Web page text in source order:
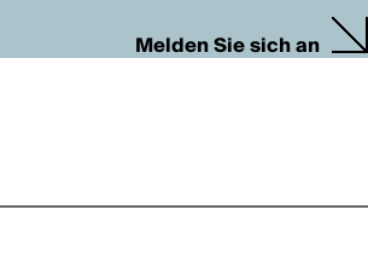
Melden Sie sich an